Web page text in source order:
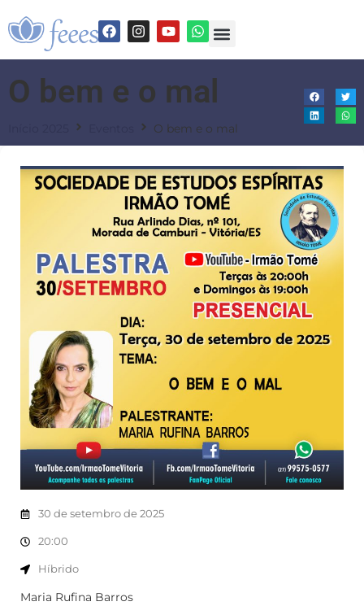
O bem e o mal
O bem e o mal
30 de setembro de 2025
20:00
Híbrido
Maria Rufina Barros